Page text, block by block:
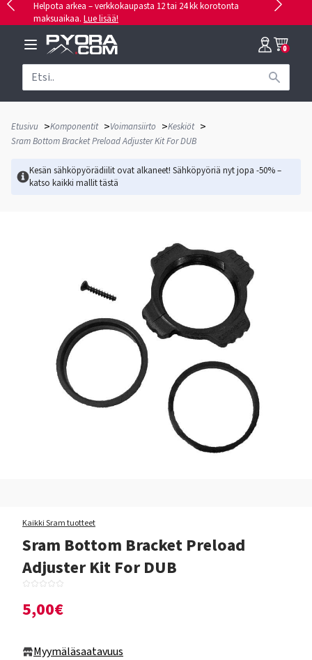
Helpota arkea – verkkokaupasta 12 tai 24 kk korotonta
maksuaikaa. Lue lisää!
0
Etusivu >Komponentit >Voimansiirto >Keskiöt >
Sram Bottom Bracket Preload Adjuster Kit For DUB
Kesän sähköpyörädiilit ovat alkaneet! Sähköpyöriä nyt jopa -50% –
katso kaikki mallittästä
Kaikki Sram tuotteet
Sram Bottom Bracket Preload
Adjuster Kit For DUB
5,00€
Myymäläsaatavuus